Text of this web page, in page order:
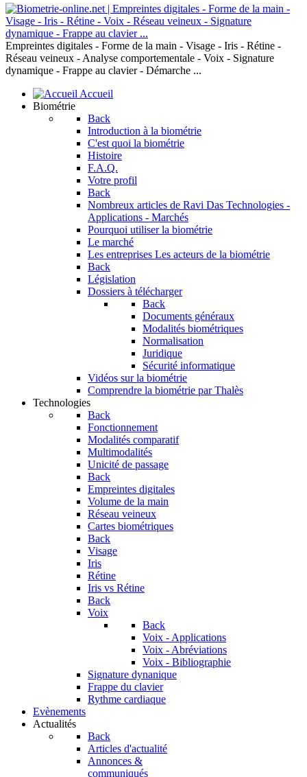
Empreintes digitales - Forme de la main - Visage - Iris - Rétine -
Réseau veineux - Analyse comportementale - Voix - Signature
dynamique - Frappe au clavier - Démarche ...
Accueil
Biométrie
Back
Introduction à la biométrie
C'est quoi la biométrie
Histoire
F.A.Q.
Votre profil
Back
Nombreux articles de Ravi Das Technologies -
Applications - Marchés
Pourquoi utiliser la biométrie
Le marché
Les entreprises Les acteurs de la biométrie
Back
Législation
Dossiers à télécharger
Back
Documents généraux
Modalités biométriques
Normalisation
Juridique
Sécurité informatique
Vidéos sur la biométrie
Comprendre la biométrie par Thalès
Technologies
Back
Fonctionnement
Modalités comparatif
Multimodalités
Unicité de passage
Back
Empreintes digitales
Volume de la main
Réseau veineux
Cartes biométriques
Back
Visage
Iris
Rétine
Iris vs Rétine
Back
Voix
Back
Voix - Applications
Voix - Abréviations
Voix - Bibliographie
Signature dynanique
Frappe du clavier
Rythme cardiaque
Evènements
Actualités
Back
Articles d'actualité
Annonces &
communiqués